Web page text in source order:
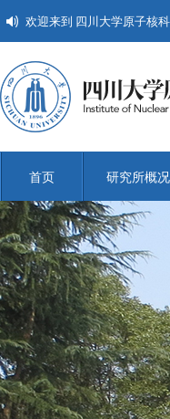
欢迎来到 四川大学原子核
首页 研究所概况